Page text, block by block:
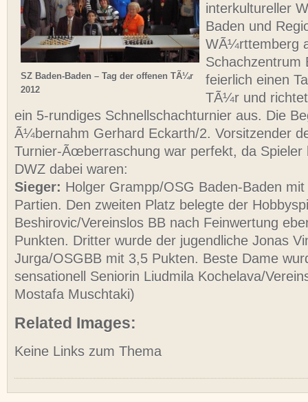
SZ Baden-Baden – Tag der offenen TÃ¼r
2012
interkultureller
Baden und
WÃ¼rttemberg
Schachzentrum
feierlich einen
TÃ¼r und
ein 5-rundiges Schnellschachturnier aus. Die
Ã¼bernahm Gerhard Eckarth/2. Vorsitzender
Turnier-Ãœberraschung war perfekt, da
DWZ dabei waren:
Sieger: Holger Grampp/OSG Baden-Baden
Partien. Den zweiten Platz belegte der
Beshirovic/Vereinslos BB nach Feinwertung
Punkten. Dritter wurde der jugendliche Jonas
Jurga/OSGBB mit 3,5 Pukten. Beste Dame
sensationell Seniorin Liudmila Kochelava/
Mostafa Muschtaki)
Related Images:
Keine Links zum Thema